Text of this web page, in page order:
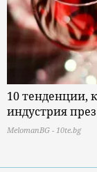
10 тенденции,
индустрия през
MelomanBG - 10te.bg